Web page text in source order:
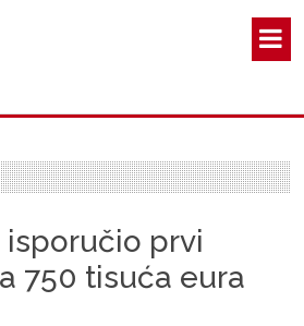
isporučio prvi
750 tisuća eura